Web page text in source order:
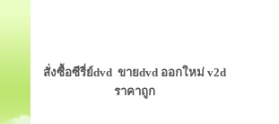
สั่งซื้อซีรี่ย์dvd ขายdvd ออกใหม่ v2d
ราคาถูก